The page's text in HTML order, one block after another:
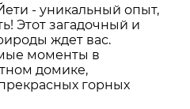
- уникальный опыт,
Этот загадочный и
ждет вас.
моменты в
домике,
горных